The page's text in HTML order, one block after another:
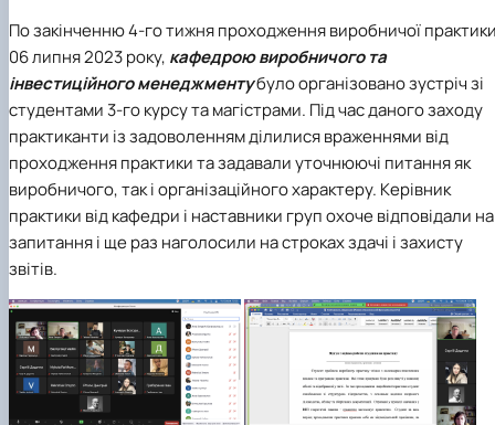
По закінченню 4-го тижня проходження виробничої
06 липня 2023 року, кафедрою виробничого та
інвестиційного менеджментубуло організовано зустріч зі
студентами 3-го курсу та магістрами. Під час даного заходу
практиканти із задоволенням ділилися враженнями від
проходження практики та задавали уточнюючі питання як
виробничого, так і організаційного характеру. Керівник
практики від кафедри і наставники груп охоче відповідали на
запитання і ще раз наголосили на строках здачі і захисту
звітів.